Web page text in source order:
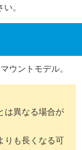
。
ウントモデル。
は異なる場合が
りも長くなる可